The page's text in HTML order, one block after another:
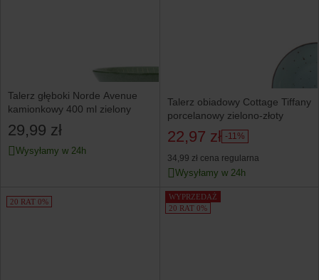
Talerz głęboki Norde Avenue
kamionkowy 400 ml zielony
29,99 zł
Wysyłamy w 24h
Talerz obiadowy Cottage Tiffany
porcelanowy zielono-złoty
22,97 zł -11%
34,99 zł cena regularna
Wysyłamy w 24h
20 RAT 0%
WYPRZEDAŻ
20 RAT 0%